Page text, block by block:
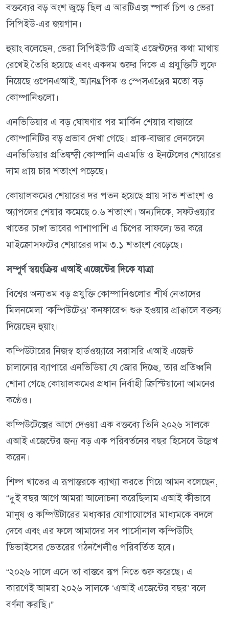
বক্তব্যের বড় অংশ জুড়ে ছিল এ আরটিএক্স স্পার্ক চিপ ও ভেরা
সিপিইউ-এর জয়গান।
হুয়াং বলেছেন, ভেরা সিপিইউ’টি এআই এজেন্টদের কথা মাথায়
রেখেই তৈরি হয়েছে এবং একদম শুরুর দিকে এ প্রযুক্তিটি লুফে
নিয়েছে ওপেনএআই, অ্যানথ্রপিক ও স্পেসএক্সের মতো বড়
কোম্পানিগুলো।
এনভিডিয়ার এ বড় ঘোষণার পর মার্কিন শেয়ার বাজারে
কোম্পানিটির বড় প্রভাব দেখা গেছে। প্রাক-বাজার লেনদেনে
এনভিডিয়ার প্রতিদ্বন্দ্বী কোম্পানি এএমডি ও ইনটেলের শেয়ারের
দাম প্রায় চার শতাংশ পড়েছে।
কোয়ালকমের শেয়ারের দর পতন হয়েছে প্রায় সাত শতাংশ ও
অ্যাপলের শেয়ার কমেছে ০.৬ শতাংশ। অন্যদিকে, সফটওয়্যার
খাতের চাঙ্গা ভাবের পাশাপাশি এ চিপের সাফল্যে ভর করে
মাইক্রোসফটের শেয়ারের দাম ৩.১ শতাংশ বেড়েছে।
সম্পূর্ণ স্বয়ংক্রিয় এআই এজেন্টের দিকে যাত্রা
বিশ্বের অন্যতম বড় প্রযুক্তি কোম্পানিগুলোর শীর্ষ নেতাদের
মিলনমেলা ‘কম্পিউটেক্স’ কনফারেন্স শুরু হওয়ার প্রাক্কালে বক্তব্য
দিয়েছেন হুয়াং।
কম্পিউটারের নিজস্ব হার্ডওয়্যারে সরাসরি এআই এজেন্ট
চালানোর ব্যাপারে এনভিডিয়া যে জোর দিচ্ছে, তার প্রতিধ্বনি
শোনা গেছে কোয়ালকমের প্রধান নির্বাহী ক্রিস্টিয়ানো আমনের
কণ্ঠেও।
কম্পিউটেক্সের আগে দেওয়া এক বক্তব্যে তিনি ২০২৬ সালকে
এআই এজেন্টের জন্য বড় এক পরিবর্তনের বছর হিসেবে উল্লেখ
করেন।
শিল্প খাতের এ রূপান্তরকে ব্যাখ্যা করতে গিয়ে আমন বলেছেন,
“দুই বছর আগে আমরা আলোচনা করেছিলাম এআই কীভাবে
মানুষ ও কম্পিউটারের মধ্যকার যোগাযোগের মাধ্যমকে বদলে
দেবে এবং এর ফলে আমাদের সব পার্সোনাল কম্পিউটিং
ডিভাইসের ভেতরের গঠনশৈলীও পরিবর্তিত হবে।
“২০২৬ সালে এসে তা বাস্তবে রূপ নিতে শুরু করেছে। এ
কারণেই আমরা ২০২৬ সালকে ‘এআই এজেন্টের বছর’ বলে
বর্ণনা করছি।”